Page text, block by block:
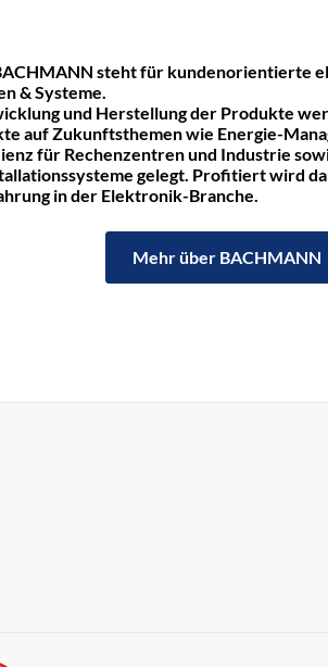
steht für kundenorientierte
& Systeme.
und Herstellung der Produkte
auf Zukunftsthemen wie Energie-
für Rechenzentren und Industrie
gelegt. Profitiert wird
in der Elektronik-Branche.
Mehr über BACHMANN